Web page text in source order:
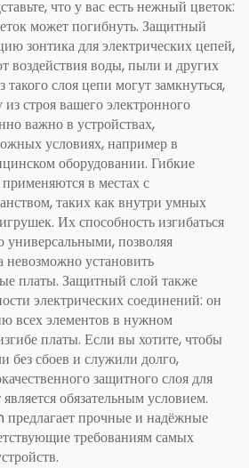
что у вас есть нежный цветок:
может погибнуть. Защитный
зонтика для электрических цепей,
воздействия воды, пыли и других
слоя цепи могут замкнуться,
строя вашего электронного
важно в устройствах,
условиях, например в
оборудовании. Гибкие
в местах с
таких как внутри умных
Их способность изгибаться
универсальными, позволяя
невозможно установить
платы. Защитный слой также
электрических соединений: он
всех элементов в нужном
платы. Если вы хотите, чтобы
без сбоев и служили долго,
защитного слоя для
обязательным условием.
прочные и надёжные
требованиям самых